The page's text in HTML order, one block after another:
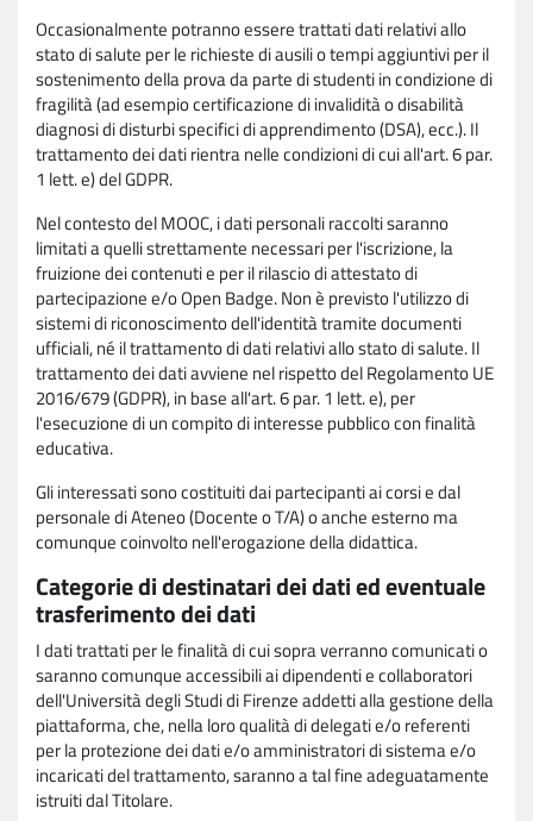
Occasionalmente potranno essere trattati dati relativi allo
stato di salute per le richieste di ausili o tempi aggiuntivi per il
sostenimento della prova da parte di studenti in condizione di
fragilità (ad esempio certificazione di invalidità o disabilità
diagnosi di disturbi specifici di apprendimento (DSA), ecc.). Il
trattamento dei dati rientra nelle condizioni di cui all'art. 6 par.
1 lett. e) del GDPR.
Nel contesto del MOOC, i dati personali raccolti saranno
limitati a quelli strettamente necessari per l'iscrizione, la
fruizione dei contenuti e per il rilascio di attestato di
partecipazione e/o Open Badge. Non è previsto l'utilizzo di
sistemi di riconoscimento dell'identità tramite documenti
ufficiali, né il trattamento di dati relativi allo stato di salute. Il
trattamento dei dati avviene nel rispetto del Regolamento UE
2016/679 (GDPR), in base all'art. 6 par. 1 lett. e), per
l'esecuzione di un compito di interesse pubblico con finalità
educativa.
Gli interessati sono costituiti dai partecipanti ai corsi e dal
personale di Ateneo (Docente o T/A) o anche esterno ma
comunque coinvolto nell'erogazione della didattica.
Categorie di destinatari dei dati ed eventuale
trasferimento dei dati
I dati trattati per le finalità di cui sopra verranno comunicati o
saranno comunque accessibili ai dipendenti e collaboratori
dell'Università degli Studi di Firenze addetti alla gestione della
piattaforma, che, nella loro qualità di delegati e/o referenti
per la protezione dei dati e/o amministratori di sistema e/o
incaricati del trattamento, saranno a tal fine adeguatamente
istruiti dal Titolare.